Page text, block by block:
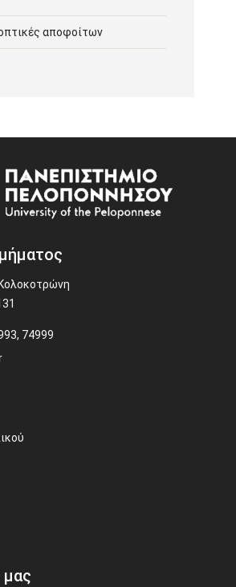
αποφοίτων
74999